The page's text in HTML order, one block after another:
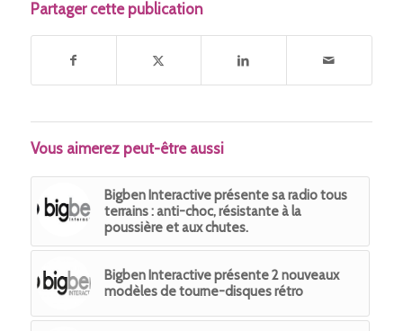
Partager cette publication
Vous aimerez peut-être aussi
Bigben Interactive présente sa radio tous
terrains : anti-choc, résistante à la
poussière et aux chutes.
Bigben Interactive présente 2 nouveaux
modèles de tourne-disques rétro